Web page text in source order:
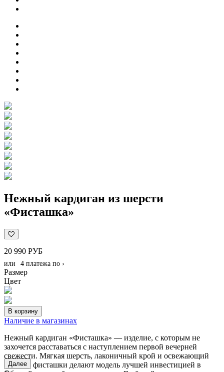
Нежный кардиган из шерсти
«Фисташка»
20 990 РУБ
или 4 платежа по ›
Размер
Цвет
В корзину
Наличие в магазинах
Нежный кардиган «Фисташка» — изделие, с которым не
захочется расставаться с наступлением первой вечерней
свежести. Мягкая шерсть, лаконичный крой и освежающий
оттенок фисташки делают модель лучшей инвестицией в
Далее